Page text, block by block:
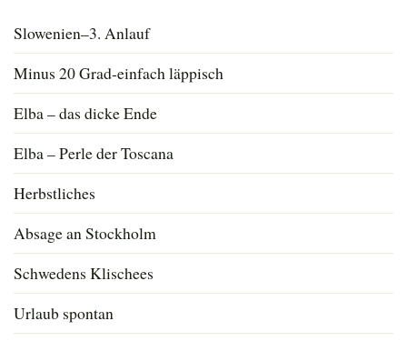
Slowenien–3. Anlauf
Minus 20 Grad-einfach läppisch
Elba – das dicke Ende
Elba – Perle der Toscana
Herbstliches
Absage an Stockholm
Schwedens Klischees
Urlaub spontan